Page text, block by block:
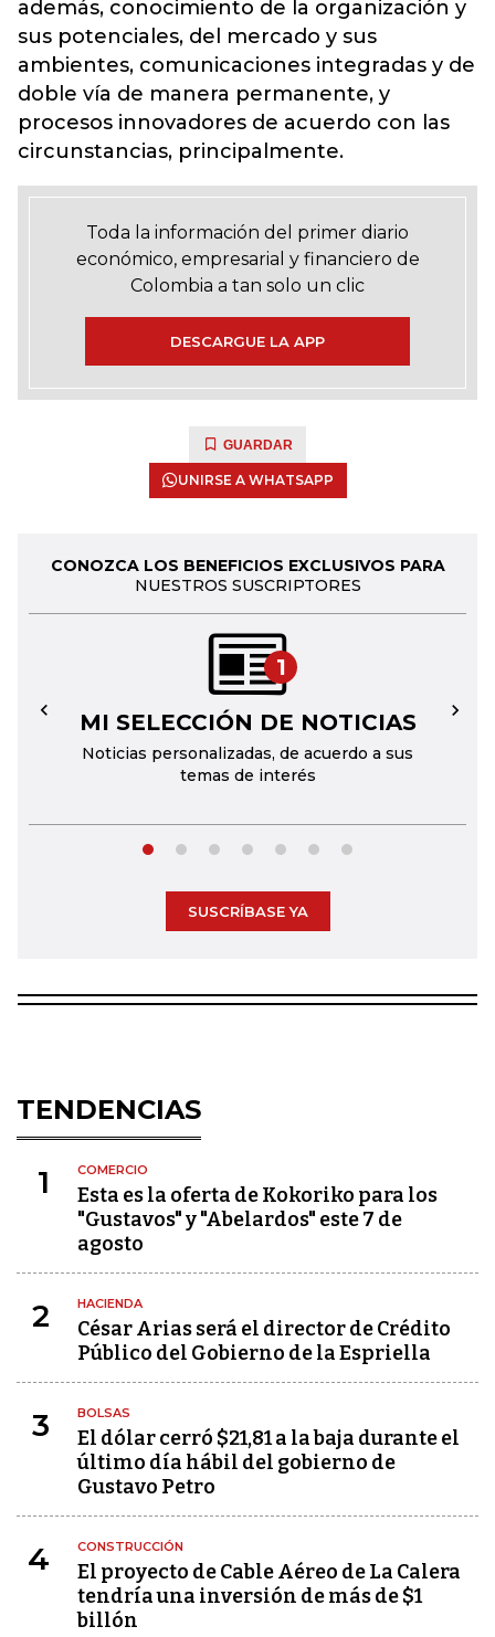
además, conocimiento de la organización y
sus potenciales, del mercado y sus
ambientes, comunicaciones integradas y de
doble vía de manera permanente, y
procesos innovadores de acuerdo con las
circunstancias, principalmente.
Toda la información del primer diario
económico, empresarial y financiero de
Colombia a tan solo un clic
DESCARGUE LA APP
GUARDAR
UNIRSE A WHATSAPP
CONOZCA LOS BENEFICIOS EXCLUSIVOS PARA
NUESTROS SUSCRIPTORES
1
MI SELECCIÓN DE NOTICIAS
Noticias personalizadas, de acuerdo a sus
temas de interés
← →
SUSCRÍBASE YA
TENDENCIAS
1 COMERCIO
Esta es la oferta de Kokoriko para los
"Gustavos" y "Abelardos" este 7 de
agosto
2 HACIENDA
César Arias será el director de Crédito
Público del Gobierno de la Espriella
3 BOLSAS
El dólar cerró $21,81 a la baja durante el
último día hábil del gobierno de
Gustavo Petro
4 CONSTRUCCIÓN
El proyecto de Cable Aéreo de La Calera
tendría una inversión de más de $1
billón